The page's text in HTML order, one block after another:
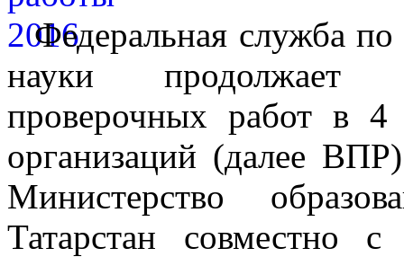
Федеральная служба
науки продолжает
проверочных работ в 4
организаций (далее
Министерство
Татарстан совместно